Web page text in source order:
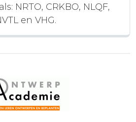
NRTO, CRKBO, NLQF,
en VHG.